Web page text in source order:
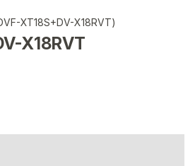
XT18S+DV-X18RVT)
X18RVT